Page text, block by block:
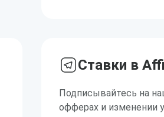
Ставки в
Подписывайтесь на
офферах и изменении